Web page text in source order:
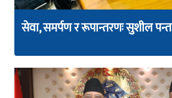
सेवा, समर्पण र रूपान्तरणः सुशील पन्त